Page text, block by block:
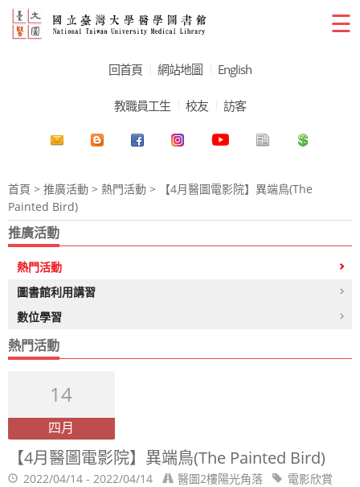
☰
回首頁 網站地圖 English
教職員工生 校友 訪客
首頁 > 推廣活動 > 熱門活動 > 【4月醫圖電影院】異端鳥(The
Painted Bird)
推廣活動
熱門活動
圖書館利用講習
數位學習
熱門活動
14
四月
【4月醫圖電影院】異端鳥(The Painted Bird)
2022/04/14 - 2022/04/14 醫圖2樓陽光角落 電影欣賞